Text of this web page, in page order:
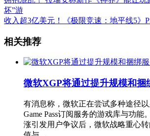
坏”游
收入超3亿美元！《极限竞速：地平线5》
相关推荐
微软XGP将通过提升规模和捆
有消息称，微软正在尝试多种途径
Game Pass订阅服务的游戏库与功能
涨引发用户争议后，微软战略重心